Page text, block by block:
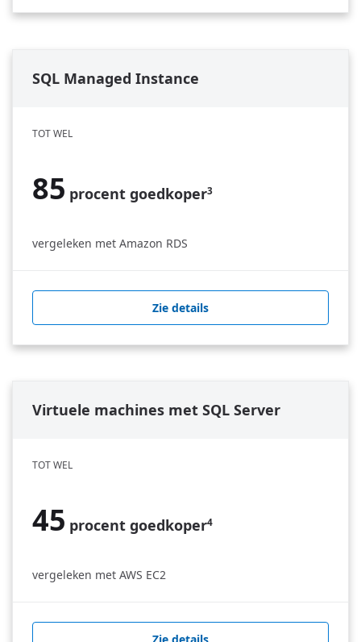
SQL Managed Instance
TOT WEL
85 procent goedkoper3
vergeleken met Amazon RDS
Zie details
Virtuele machines met SQL Server
TOT WEL
45 procent goedkoper4
vergeleken met AWS EC2